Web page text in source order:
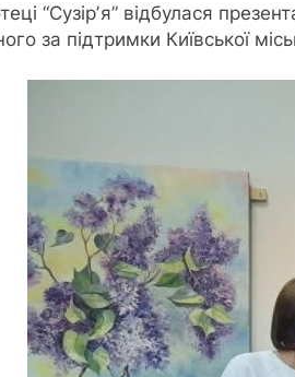
“Сузірʼя” відбулася
за підтримки Київської